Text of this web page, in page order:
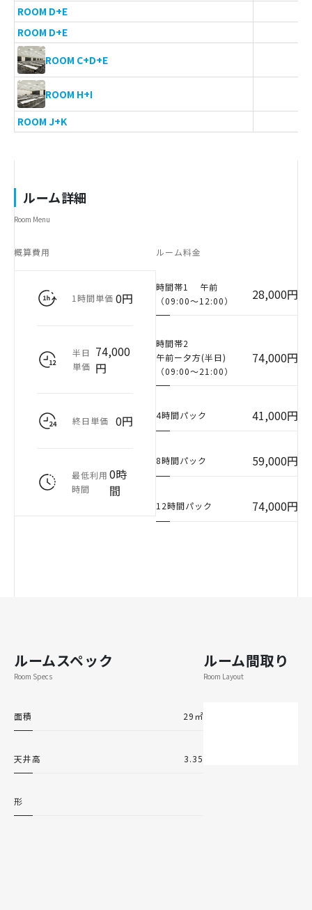
ROOM D+E
ROOM D+E
ROOM C+D+E
ROOM H+I
ROOM J+K
ルーム詳細
Room Menu
概算費用
1時間単価 0円
半日
単価
74,000
円
終日単価 0円
最低利用
時間
0時
間
ルーム料金
時間帯1
午前
（09:00〜12:00）
28,000円
時間帯2
午前ー夕方(半日)
（09:00〜21:00）
74,000円
4時間パック 41,000円
8時間パック 59,000円
12時間パック 74,000円
ルームスペック
Room Specs
面積 29㎡
天井高 3.35
形
ルーム間取り
Room Layout